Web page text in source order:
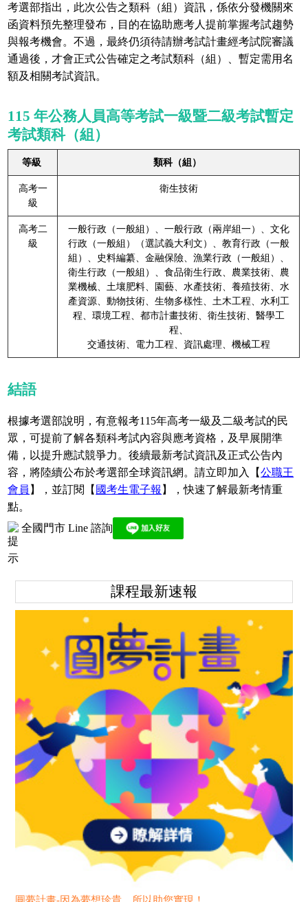
課程最新速報
考選部指出，此次公告之類科（組）資訊，係依分發機關來
函資料預先整理發布，目的在協助應考人提前掌握考試趨勢
與報考機會。不過，最終仍須待請辦考試計畫經考試院審議
通過後，才會正式公告確定之考試類科（組）、暫定需用名
額及相關考試資訊。
115 年公務人員高等考試一級暨二級考試暫定
考試類科（組）
等級 類科（組）
高考一
級
衛生技術
高考二
級
一般行政（一般組）、一般行政（兩岸組一）、文化
行政（一般組）（選試義大利文）、教育行政（一般
組）、史料編纂、金融保險、漁業行政（一般組）、
衛生行政（一般組）、食品衛生行政、農業技術、農
業機械、土壤肥料、園藝、水產技術、養殖技術、水
產資源、動物技術、生物多樣性、土木工程、水利工
程、環境工程、都市計畫技術、衛生技術、醫學工
程、
交通技術、電力工程、資訊處理、機械工程
結語
根據考選部說明，有意報考115年高考一級及二級考試的民
眾，可提前了解各類科考試內容與應考資格，及早展開準
備，以提升應試競爭力。後續最新考試資訊及正式公告內
容，將陸續公布於考選部全球資訊網。請立即加入【公職王
會員 】，並訂閱【 國考生電子報 】，快速了解最新考情重
點。
全國門市 Line 諮詢